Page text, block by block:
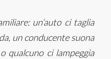
un’auto ci taglia
un conducente suona
qualcuno ci lampeggia